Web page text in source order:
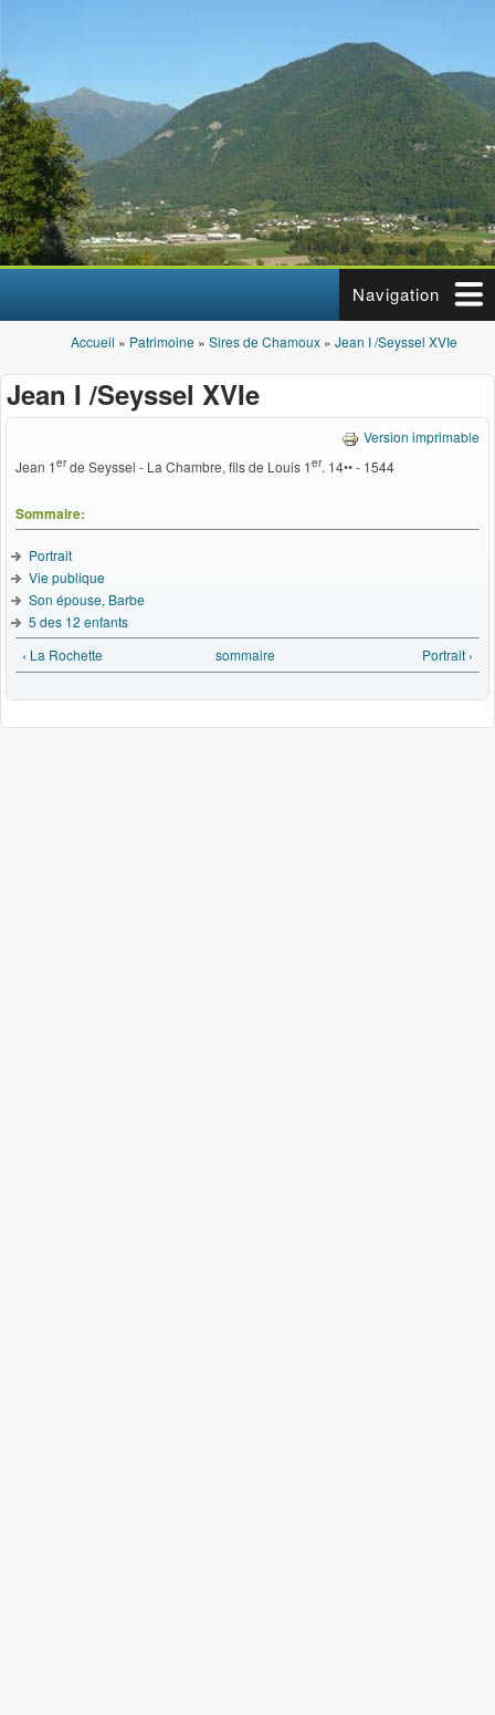
Navigation
Vous êtes ici
Accueil » Patrimoine » Sires de Chamoux » Jean I /Seyssel XVIe
Jean I /Seyssel XVIe
Version imprimable
Jean 1erde Seyssel - La Chambre, fils de Louis 1er. 14•• - 1544
Sommaire:
Portrait
Vie publique
Son épouse, Barbe
5 des 12 enfants
‹ La Rochette
sommaire Portrait ›